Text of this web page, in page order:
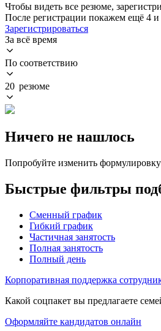
Чтобы видеть все резюме,
После регистрации покажем ещё 4
Зарегистрироваться
За всё время
По соответствию
20 резюме
Ничего не нашлось
Попробуйте изменить
Быстрые фильтры
Сменный график
Гибкий график
Частичная занятость
Полная занятость
Полный день
Корпоративная поддержка
Какой соцпакет вы предлагаете
Оформляйте кандидатов онлайн